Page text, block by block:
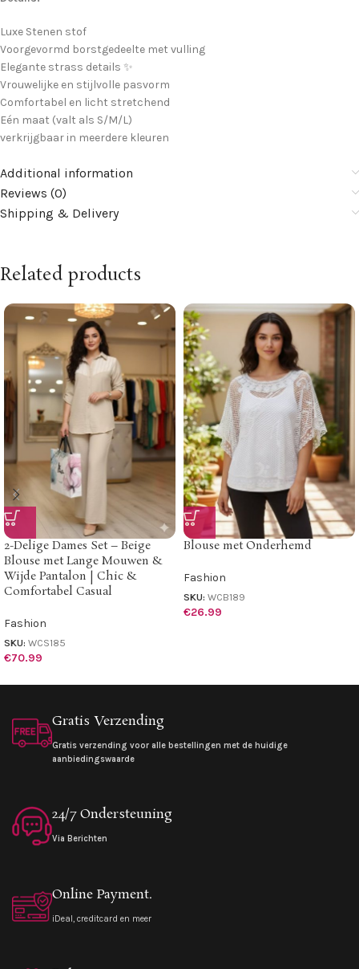
Luxe Stenen stof
Voorgevormd borstgedeelte met vulling
Elegante strass details ✨
Vrouwelijke en stijlvolle pasvorm
Comfortabel en licht stretchend
Eén maat (valt als S/M/L)
verkrijgbaar in meerdere kleuren
Additional information
Reviews (0)
Shipping & Delivery
Related products
2-Delige Dames Set – Beige
Blouse met Lange Mouwen &
Wijde Pantalon | Chic &
Comfortabel Casual
Fashion
SKU: WCS185
€70.99
Blouse met Onderhemd
Fashion
SKU: WCB189
€26.99
Gratis Verzending
Gratis verzending voor alle bestellingen met de huidige
aanbiedingswaarde
24/7 Ondersteuning
Via Berichten
Online Payment.
iDeal, creditcard en meer